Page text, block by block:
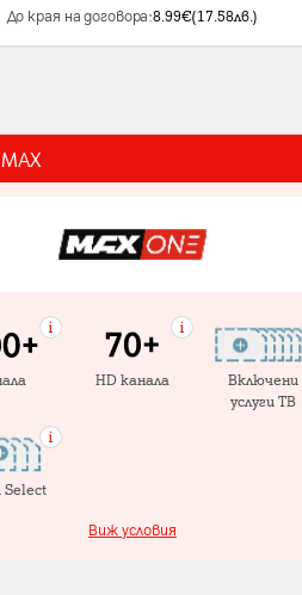
До края на договора:8.99€(17.58лв.)
HD канала
Включени
услуги ТВ
Select
Виж условия